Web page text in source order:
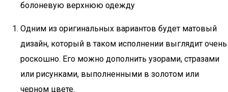
болоневую верхнюю одежду
Одним из оригинальных вариантов будет матовый
дизайн, который в таком исполнении выглядит очень
роскошно. Его можно дополнить узорами, стразами
или рисунками, выполненными в золотом или
черном цвете.